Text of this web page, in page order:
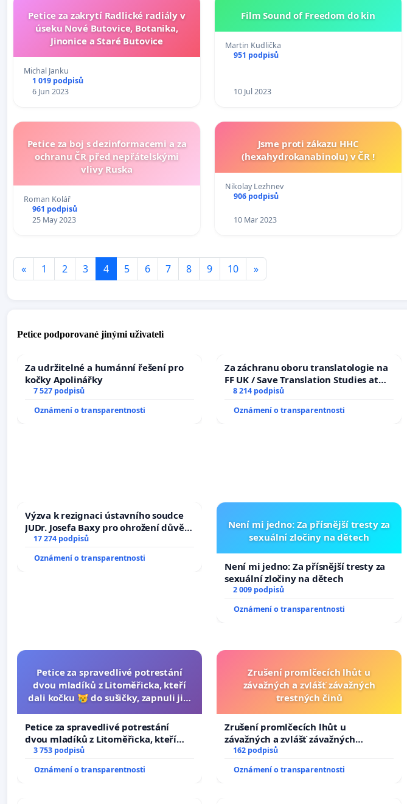
Petice za zakrytí Radlické radiály v
úseku Nové Butovice, Botanika,
Jinonice a Staré Butovice
Michal Janku
1 019 podpisů
6 Jun 2023
Film Sound of Freedom do kin
Martin Kudlička
951 podpisů
10 Jul 2023
Petice za boj s dezinformacemi a za
ochranu ČR před nepřátelskými
vlivy Ruska
Roman Kolář
961 podpisů
25 May 2023
Jsme proti zákazu HHC
(hexahydrokanabinolu) v ČR !
Nikolay Lezhnev
906 podpisů
10 Mar 2023
« 1 2 3 4 5 6 7 8 9 10 »
Petice podporované jinými uživateli
Za udržitelné a humánní řešení pro
kočky Apolinářky
7 527 podpisů
Oznámení o transparentnosti
Za záchranu oboru translatologie na
FF UK / Save Translation Studies at
the Faculty of Arts, Charles
University
8 214 podpisů
Oznámení o transparentnosti
Výzva k rezignaci ústavního soudce
JUDr. Josefa Baxy pro ohrožení důvěry
ve spravedlivý proces
17 274 podpisů
Oznámení o transparentnosti
Není mi jedno: Za přísnější tresty za
sexuální zločiny na dětech
Není mi jedno: Za přísnější tresty za
sexuální zločiny na dětech
2 009 podpisů
Oznámení o transparentnosti
Petice za spravedlivé potrestání
dvou mladíků z Litoměřicka, kteří
dali kočku 😿 do sušičky, zapnuli ji a
Petice za spravedlivé potrestání
dvou mladíků z Litoměřicka, kteří
dali kočku 😿 do sušičky, zapnuli ji a
umírání zvířete natočili.
3 753 podpisů
Oznámení o transparentnosti
Zrušení promlčecích lhůt u
závažných a zvlášť závažných
trestných činů
Zrušení promlčecích lhůt u
závažných a zvlášť závažných
trestných činů
162 podpisů
Oznámení o transparentnosti